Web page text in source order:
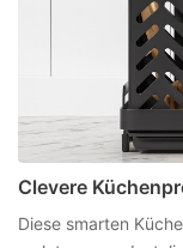
Clevere
Diese smarten